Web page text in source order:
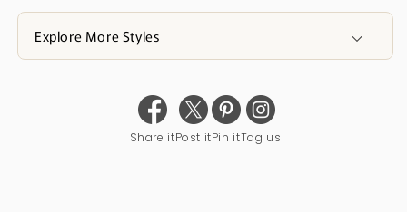
Explore More Styles
Share itPost itPin itTag us